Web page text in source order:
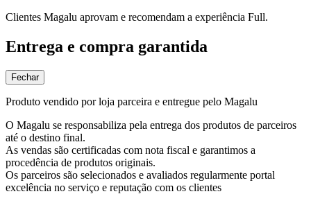
Clientes Magalu aprovam e recomendam a experiência Full.
Entrega e compra garantida
Fechar
Produto vendido por loja parceira e entregue pelo Magalu
O Magalu se responsabiliza pela entrega dos produtos de parceiros
até o destino final.
As vendas são certificadas com nota fiscal e garantimos a
procedência de produtos originais.
Os parceiros são selecionados e avaliados regularmente portal
excelência no serviço e reputação com os clientes